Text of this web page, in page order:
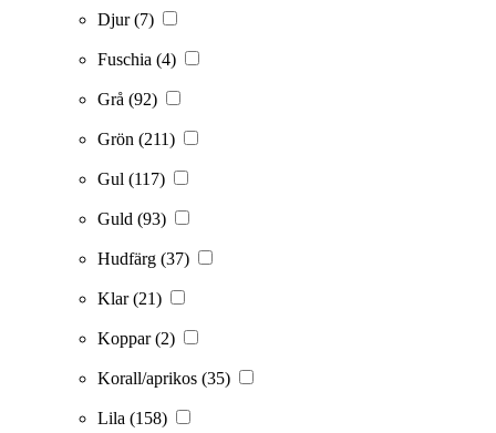
Djur(7)
Fuschia (4)
Grå (92)
Grön (211)
Gul (117)
Guld (93)
Hudfärg (37)
Klar(21)
Koppar(2)
Korall/aprikos (35)
Lila (158)